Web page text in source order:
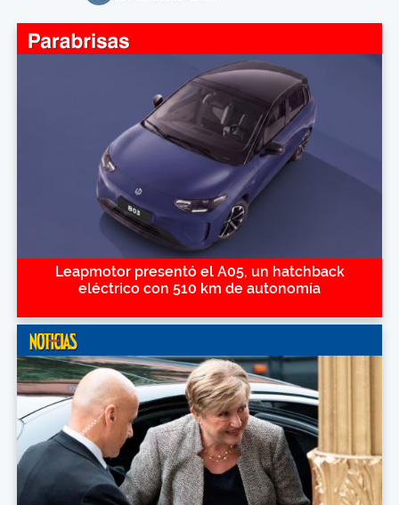
Leapmotor presentó el A05, un hatchback
eléctrico con 510 km de autonomía